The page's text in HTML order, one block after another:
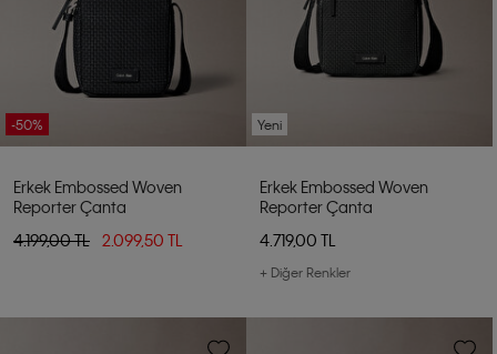
-50%
Erkek Embossed Woven
Reporter Çanta
4.199,00 TL
2.099,50 TL
Yeni
Erkek Embossed Woven
Reporter Çanta
4.719,00 TL
+ Diğer Renkler